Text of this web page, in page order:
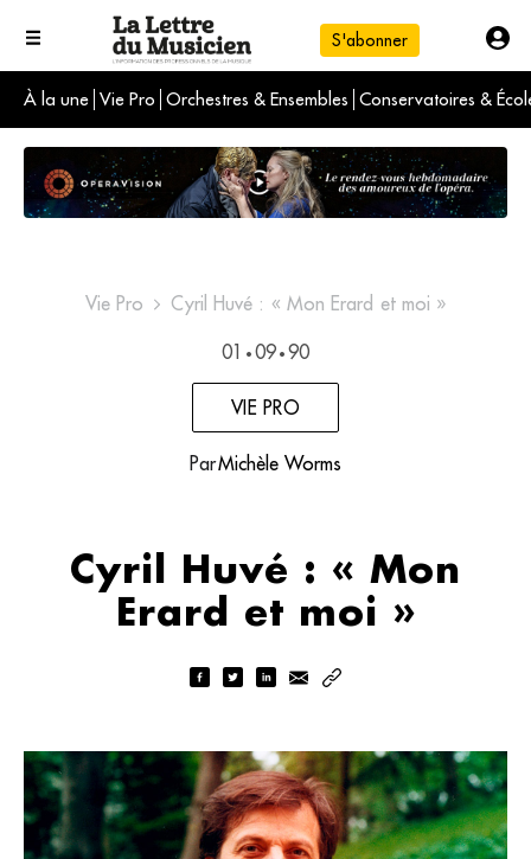
S'abonner
À la une Vie Pro Orchestres & Ensembles Conservatoires &
L'info du jour
Le numéro du mois
International
Vie Pro Cyril Huvé : « Mon Erard et moi »
01 • 09 • 90
VIE PRO
ParMichèle Worms
Cyril Huvé : « Mon
Erard et moi »